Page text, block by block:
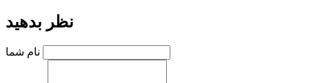
نظر بدهید
نام شما